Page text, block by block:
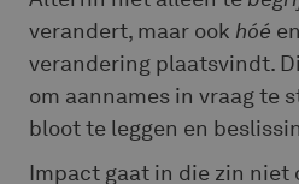
verandert, maar ook hóé en
verandering plaatsvindt.
om aannames in vraag te
bloot te leggen en
Impact gaat in die zin niet